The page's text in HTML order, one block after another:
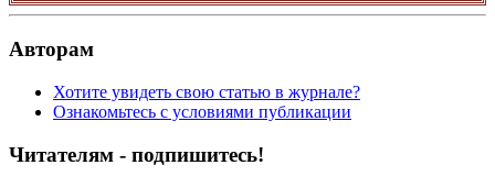
Авторам
Хотите увидеть свою статью в журнале?
Ознакомьтесь с условиями публикации
Читателям - подпишитесь!